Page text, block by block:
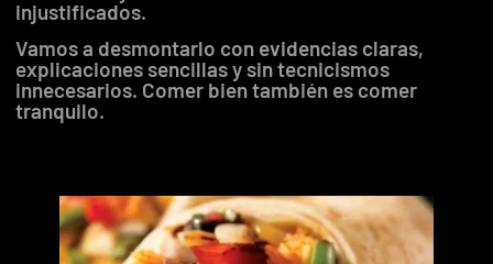
injustificados.
Vamos a desmontarlo con evidencias claras,
explicaciones sencillas y sin tecnicismos
innecesarios. Comer bien también es comer
tranquilo.